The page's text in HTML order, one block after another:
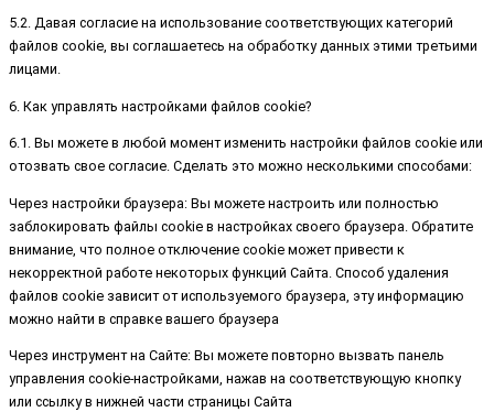
5.2. Давая согласие на использование соответствующих категорий
файлов cookie, вы соглашаетесь на обработку данных этими третьими
лицами.
6. Как управлять настройками файлов cookie?
6.1. Вы можете в любой момент изменить настройки файлов cookie или
отозвать свое согласие. Сделать это можно несколькими способами:
Через настройки браузера: Вы можете настроить или полностью
заблокировать файлы cookie в настройках своего браузера. Обратите
внимание, что полное отключение cookie может привести к
некорректной работе некоторых функций Сайта. Способ удаления
файлов cookie зависит от используемого браузера, эту информацию
можно найти в справке вашего браузера
Через инструмент на Сайте: Вы можете повторно вызвать панель
управления cookie-настройками, нажав на соответствующую кнопку
или ссылку в нижней части страницы Сайта